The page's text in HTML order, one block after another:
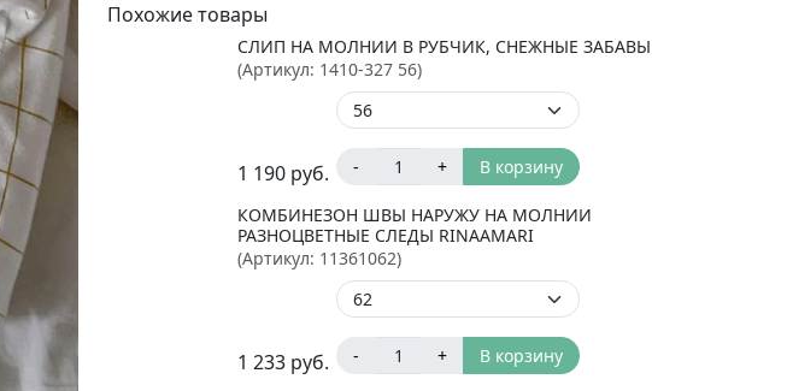
Похожие товары
СЛИП НА МОЛНИИ В РУБЧИК, СНЕЖНЫЕ ЗАБАВЫ
(Артикул: 1410-327 56)
1 190 руб. - + В корзину
КОМБИНЕЗОН ШВЫ НАРУЖУ НА МОЛНИИ
РАЗНОЦВЕТНЫЕ СЛЕДЫ RINAAMARI
(Артикул: 11361062)
1 233 руб. - + В корзину